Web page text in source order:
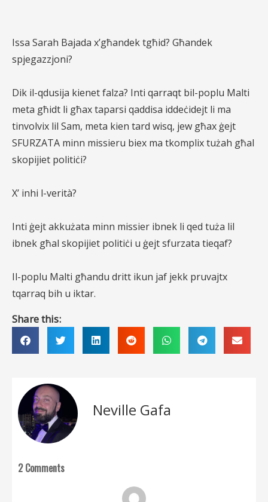
Issa Sarah Bajada x’għandek tgħid? Għandek
spjegazzjoni?
Dik il-qdusija kienet falza? Inti qarraqt bil-poplu Malti
meta għidt li għax taparsi qaddisa iddeċidejt li ma
tinvolvix lil Sam, meta kien tard wisq, jew għax ġejt
SFURZATA minn missieru biex ma tkomplix tużah għal
skopijiet politiċi?
X’ inhi l-verità?
Inti ġejt akkużata minn missier ibnek li qed tuża lil
ibnek għal skopijiet politiċi u ġejt sfurzata tieqaf?
Il-poplu Malti għandu dritt ikun jaf jekk pruvajtx
tqarraq bih u iktar.
Share this:
Neville Gafa
2 Comments